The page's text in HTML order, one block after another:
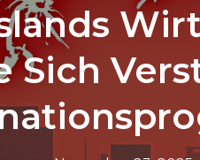
Sich